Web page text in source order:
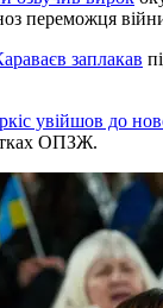
переможця
заплакав
увійшов до
ОПЗЖ.